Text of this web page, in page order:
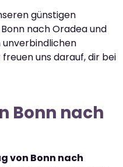
günstigen
nach Oradea und
uns darauf, dir bei
Bonn nach
von Bonn nach